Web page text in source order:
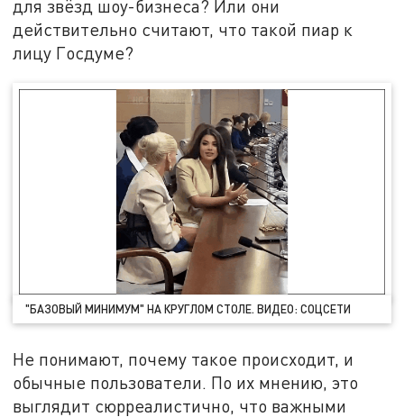
для звёзд шоу-бизнеса? Или они
действительно считают, что такой пиар к
лицу Госдуме?
"БАЗОВЫЙ МИНИМУМ" НА КРУГЛОМ СТОЛЕ. ВИДЕО: СОЦСЕТИ
Не понимают, почему такое происходит, и
обычные пользователи. По их мнению, это
выглядит сюрреалистично, что важными